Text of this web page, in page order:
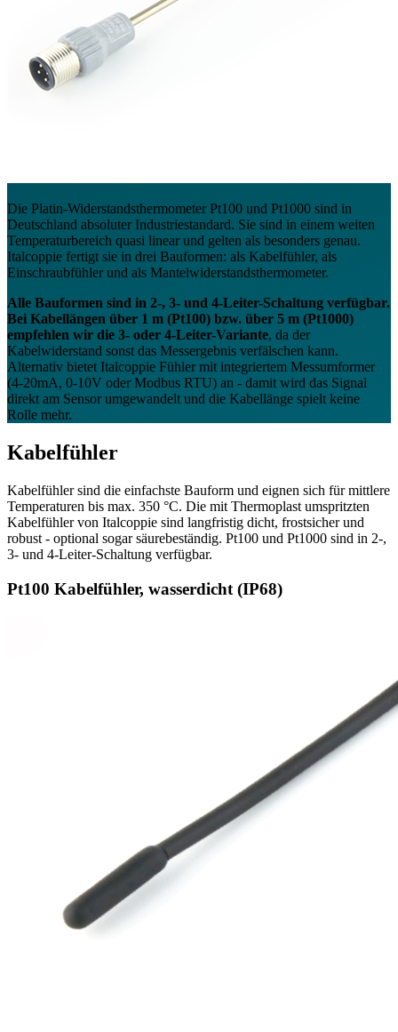
Die Platin-Widerstandsthermometer Pt100 und Pt1000 sind in
Deutschland absoluter Industriestandard. Sie sind in einem weiten
Temperaturbereich quasi linear und gelten als besonders genau.
Italcoppie fertigt sie in drei Bauformen: als Kabelfühler, als
Einschraubfühler und als Mantelwiderstandsthermometer.
Alle Bauformen sind in 2-, 3- und 4-Leiter-Schaltung verfügbar.
Bei Kabellängen über 1 m (Pt100) bzw. über 5 m (Pt1000)
empfehlen wir die 3- oder 4-Leiter-Variante, da der
Kabelwiderstand sonst das Messergebnis verfälschen kann.
Alternativ bietet Italcoppie Fühler mit integriertem Messumformer
(4-20mA, 0-10V oder Modbus RTU) an - damit wird das Signal
direkt am Sensor umgewandelt und die Kabellänge spielt keine
Rolle mehr.
Kabelfühler
Kabelfühler sind die einfachste Bauform und eignen sich für mittlere
Temperaturen bis max. 350 °C. Die mit Thermoplast umspritzten
Kabelfühler von Italcoppie sind langfristig dicht, frostsicher und
robust - optional sogar säurebeständig. Pt100 und Pt1000 sind in 2-,
3- und 4-Leiter-Schaltung verfügbar.
Pt100 Kabelfühler, wasserdicht (IP68)